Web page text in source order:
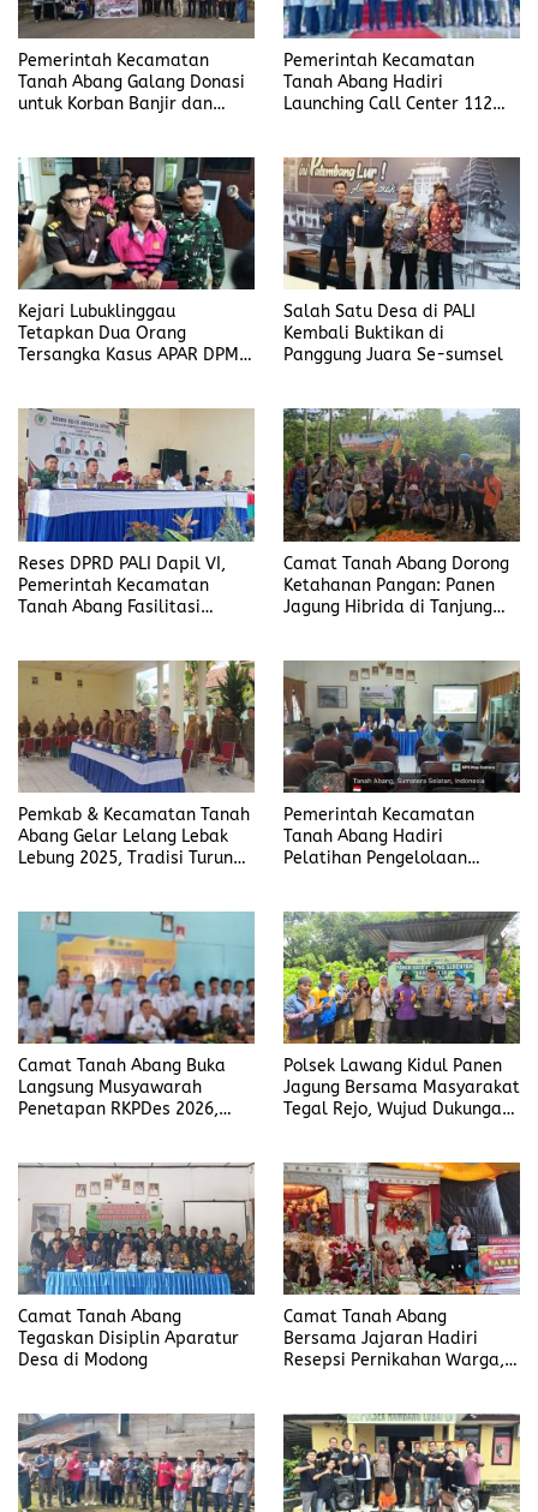
Pemerintah Kecamatan
Tanah Abang Galang Donasi
untuk Korban Banjir dan
Pemerintah Kecamatan
Tanah Abang Hadiri
Launching Call Center 112
Kejari Lubuklinggau
Tetapkan Dua Orang
Tersangka Kasus APAR DPMD
Salah Satu Desa di PALI
Kembali Buktikan di
Panggung Juara Se-sumsel
Reses DPRD PALI Dapil VI,
Pemerintah Kecamatan
Tanah Abang Fasilitasi
Camat Tanah Abang Dorong
Ketahanan Pangan: Panen
Jagung Hibrida di Tanjung
Polsek
Pemkab & Kecamatan Tanah
Abang Gelar Lelang Lebak
Lebung 2025, Tradisi Turun-
Pemerintah Kecamatan
Tanah Abang Hadiri
Pelatihan Pengelolaan
Camat Tanah Abang Buka
Langsung Musyawarah
Penetapan RKPDes 2026,
Polsek Lawang Kidul Panen
Jagung Bersama Masyarakat
Tegal Rejo, Wujud Dukungan
Camat Tanah Abang
Tegaskan Disiplin Aparatur
Desa di Modong
Camat Tanah Abang
Bersama Jajaran Hadiri
Resepsi Pernikahan Warga,